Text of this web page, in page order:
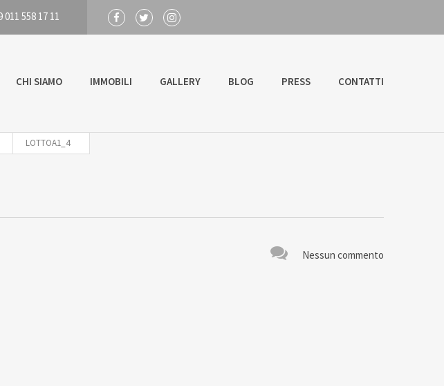
011 558 17 11
CHI SIAMO IMMOBILI GALLERY BLOG PRESS CONTATTI
LOTTOA1_4
Nessun commento